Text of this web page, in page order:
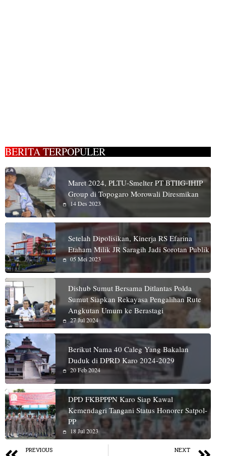
BERITA TERPOPULER
Maret 2024, PLTU-Smelter PT BTIIG-IHIP
Group di Topogaro Morowali Diresmikan
14 Des 2023
Setelah Dipolisikan, Kinerja RS Efarina
Etaham Milik JR Saragih Jadi Sorotan Publik
05 Mei 2023
Dishub Sumut Bersama Ditlantas Polda
Sumut Siapkan Rekayasa Pengalihan Rute
Angkutan Umum ke Berastagi
27 Jul 2024
Berikut Nama 40 Caleg Yang Bakalan
Duduk di DPRD Karo 2024-2029
20 Feb 2024
DPD FKBPPPN Karo Siap Kawal
Kemendagri Tangani Status Honorer Satpol-
PP
18 Jul 2023
PREVIOUS NEXT